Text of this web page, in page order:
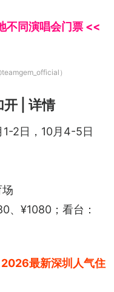
不同演唱会门票 <<
）
| 详情
1-2日，10月4-5日
、¥1080；看台：
最新深圳人气住